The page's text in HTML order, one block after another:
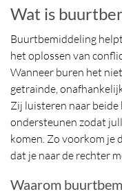
Wat is
Buurtbemiddeling
het oplossen van
Wanneer buren het
getrainde,
Zij luisteren naar
ondersteunen zodat
komen. Zo voorkom je
dat je naar de rechter
Waarom